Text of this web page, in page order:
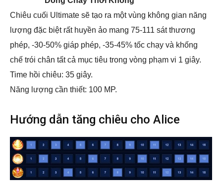
Chiêu cuối Ultimate sẽ tạo ra một vùng không gian năng
lượng đặc biệt rất huyền ảo mang 75-111 sát thương
phép, -30-50% giáp phép, -35-45% tốc chạy và khống
chế trói chân tất cả mục tiêu trong vòng phạm vi 1 giây.
Time hồi chiêu: 35 giây.
Năng lượng cần thiết: 100 MP.
Hướng dẫn tăng chiêu cho Alice